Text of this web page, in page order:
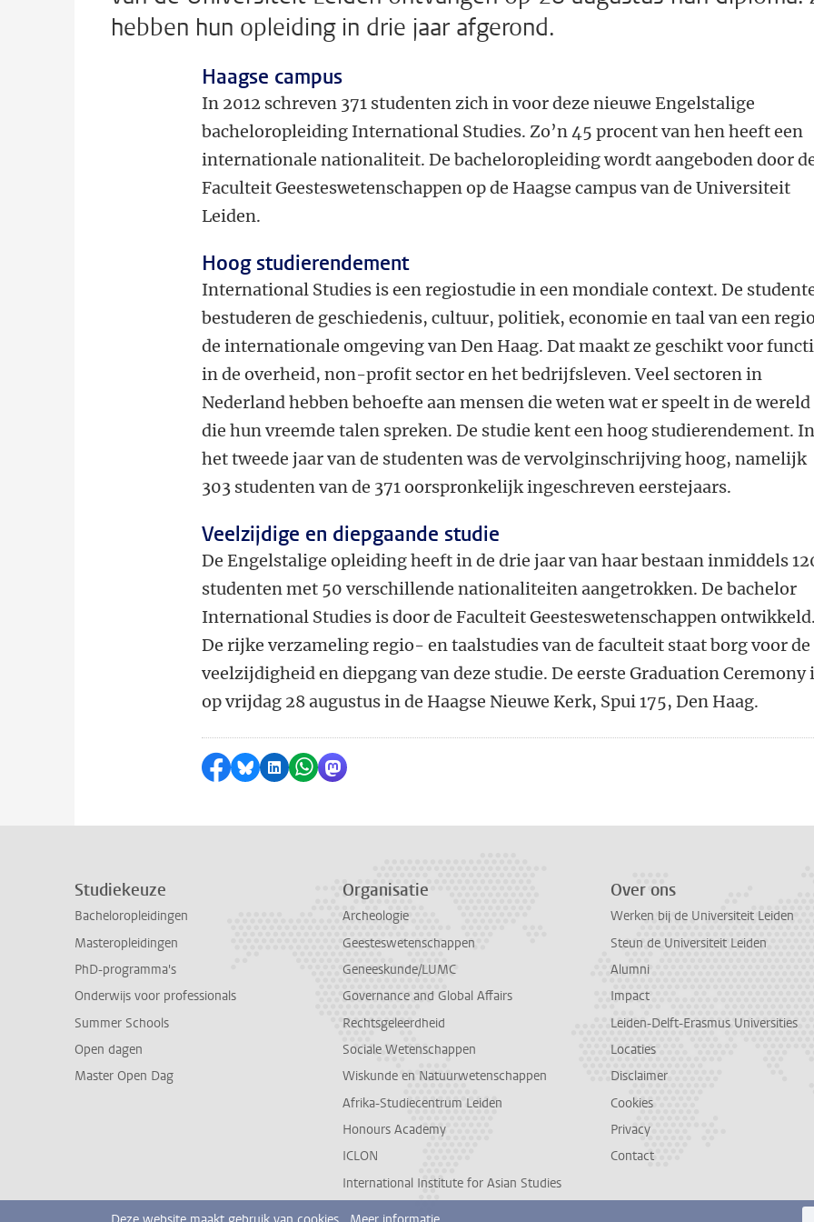
hebben hun opleiding in drie jaar afgerond.
Haagse campus
In 2012 schreven 371 studenten zich in voor deze nieuwe Engelstalige
bacheloropleiding International Studies. Zo’n 45 procent van hen heeft een
internationale nationaliteit. De bacheloropleiding wordt aangeboden door
Faculteit Geesteswetenschappen op de Haagse campus van de Universiteit
Leiden.
Hoog studierendement
International Studies is een regiostudie in een mondiale context. De
bestuderen de geschiedenis, cultuur, politiek, economie en taal van een
de internationale omgeving van Den Haag. Dat maakt ze geschikt voor
in de overheid, non-profit sector en het bedrijfsleven. Veel sectoren in
Nederland hebben behoefte aan mensen die weten wat er speelt in de wereld
die hun vreemde talen spreken. De studie kent een hoog studierendement. In
het tweede jaar van de studenten was de vervolginschrijving hoog, namelijk
303 studenten van de 371 oorspronkelijk ingeschreven eerstejaars.
Veelzijdige en diepgaande studie
De Engelstalige opleiding heeft in de drie jaar van haar bestaan inmiddels
studenten met 50 verschillende nationaliteiten aangetrokken. De bachelor
International Studies is door de Faculteit Geesteswetenschappen ontwikkeld.
De rijke verzameling regio- en taalstudies van de faculteit staat borg voor de
veelzijdigheid en diepgang van deze studie. De eerste Graduation Ceremony
op vrijdag 28 augustus in de Haagse Nieuwe Kerk, Spui 175, Den Haag.
Delen op Facebook
Delen via Bluesky
Delen op LinkedIn
Delen via WhatsApp
Delen via Mastodon
Studiekeuze
Bacheloropleidingen
Masteropleidingen
PhD-programma's
Onderwijs voor professionals
Summer Schools
Open dagen
Master Open Dag
Organisatie
Archeologie
Geesteswetenschappen
Geneeskunde/LUMC
Governance and Global Affairs
Rechtsgeleerdheid
Sociale Wetenschappen
Wiskunde en Natuurwetenschappen
Afrika-Studiecentrum Leiden
Honours Academy
ICLON
International Institute for Asian Studies
Over ons
Werken bij de Universiteit Leiden
Steun de Universiteit Leiden
Alumni
Impact
Leiden-Delft-Erasmus Universities
Locaties
Disclaimer
Cookies
Privacy
Contact